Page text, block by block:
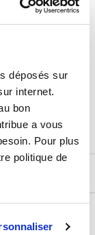
déposés sur
internet.
bon
a vous
Pour plus
politique de